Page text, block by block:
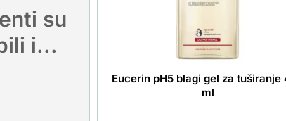
su
i...
Eucerin pH5 blagi gel za tuširanje
ml